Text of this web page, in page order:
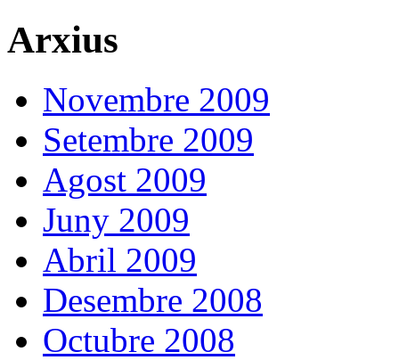
Arxius
Novembre 2009
Setembre 2009
Agost 2009
Juny 2009
Abril 2009
Desembre 2008
Octubre 2008